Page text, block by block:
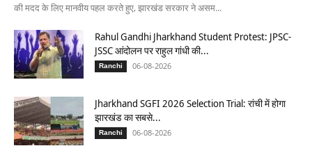
की मदद के लिए मानवीय पहल करते हुए, झारखंड सरकार ने असम...
Rahul Gandhi Jharkhand Student Protest: JPSC-
JSSC आंदोलन पर राहुल गांधी की...
Ranchi 06-08-2026
Jharkhand SGFI 2026 Selection Trial: रांची में होगा
झारखंड का सबसे...
Ranchi 06-08-2026